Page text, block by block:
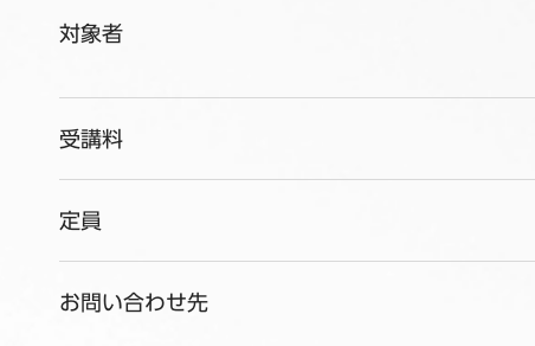
対象者
受講料
定員
お問い合わせ先